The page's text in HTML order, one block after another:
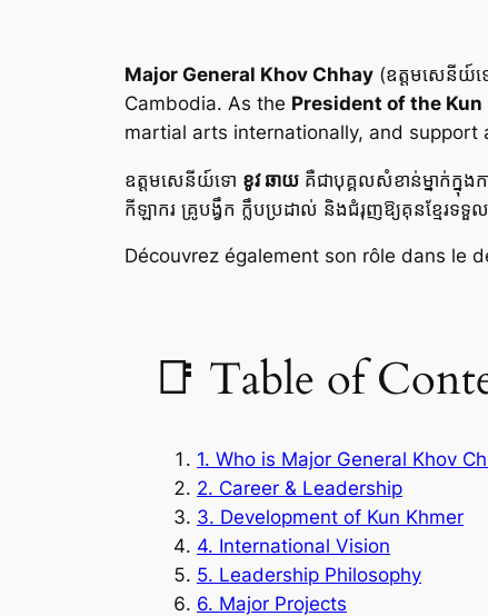
Major General Khov Chhay (ឧត្តមសេនីយ៍
Cambodia. As the President of the
martial arts internationally, and
ឧត្តមសេនីយ៍ទោ ខូវ ឆាយ គឺជាបុគ្គលសំខាន់ម្នាក់ក្នុង
កីឡាករ គ្រូបង្វឹក ក្លឹបប្រដាល់ និងជំរុញឱ្យគុនខ្មែរទ
Découvrez également son rôle dans le
📑 Table of
1. Who is Major General Khov
2. Career & Leadership
3. Development of Kun Khmer
4. International Vision
5. Leadership Philosophy
6. Major Projects